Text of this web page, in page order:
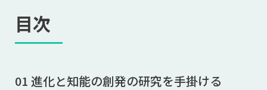
目次
01 進化と知能の創発の研究を手掛ける